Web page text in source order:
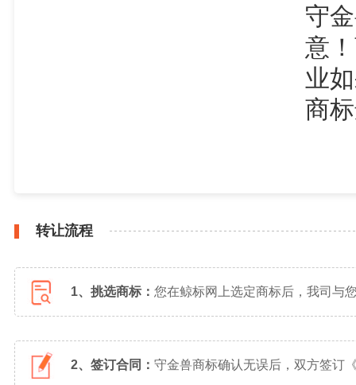
守
意
业
商
转让流程
1、挑选商标： 您在鲸标网上选定商标后，我司与
2、签订合同： 守金兽商标确认无误后，双方签订